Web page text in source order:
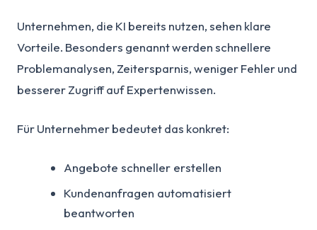
Unternehmen, die KI bereits nutzen, sehen klare
Vorteile. Besonders genannt werden schnellere
Problemanalysen, Zeitersparnis, weniger Fehler und
besserer Zugriff auf Expertenwissen.
Für Unternehmer bedeutet das konkret:
Angebote schneller erstellen
Kundenanfragen automatisiert
beantworten